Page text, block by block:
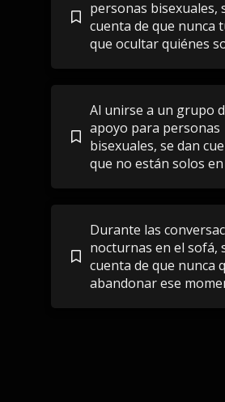
personas bisexuales,
cuenta de que nunca
que ocultar quiénes
Al unirse a un grupo
apoyo para personas
bisexuales, se dan
que no están solos
Durante las
nocturnas en el sofá,
cuenta de que nunca
abandonar ese